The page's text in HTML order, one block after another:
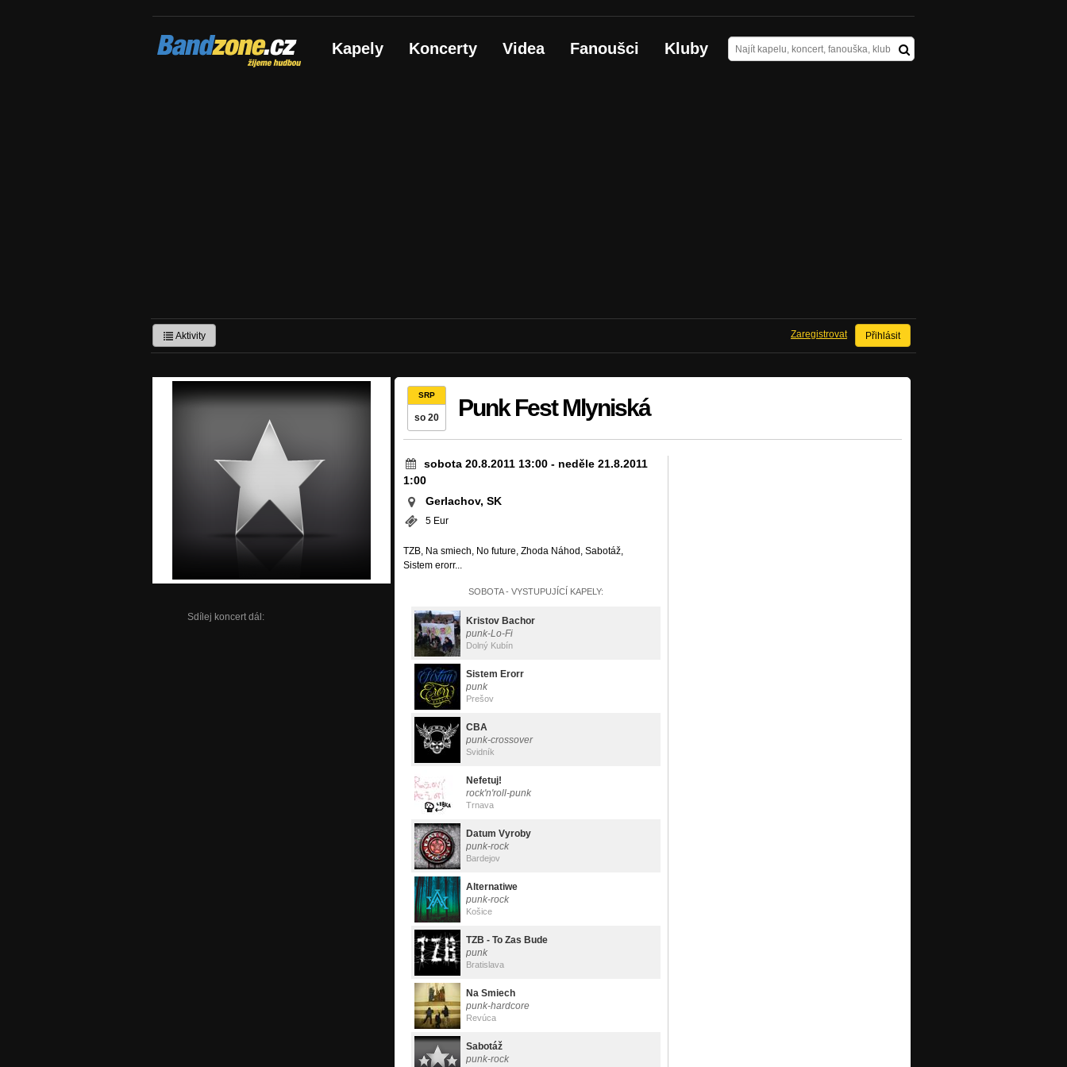
Bandzone.cz
žijeme hudbou Kapely Koncerty Videa Fanoušci Kluby
Aktivity Přihlásit
Zaregistrovat
Sdílej koncert dál:
SRP
so 20 Punk Fest Mlyniská
sobota 20.8.2011 13:00 - neděle 21.8.2011
1:00
Gerlachov, SK
5 Eur
TZB, Na smiech, No future, Zhoda Náhod, Sabotáž,
Sistem erorr...
SOBOTA - VYSTUPUJÍCÍ KAPELY:
Kristov Bachor
punk-Lo-Fi
Dolný Kubín
Sistem Erorr
punk
Prešov
CBA
punk-crossover
Svidník
Nefetuj!
rock'n'roll-punk
Trnava
Datum Vyroby
punk-rock
Bardejov
Alternatiwe
punk-rock
Košice
TZB - To Zas Bude
punk
Bratislava
Na Smiech
punk-hardcore
Revúca
Sabotáž
punk-rock